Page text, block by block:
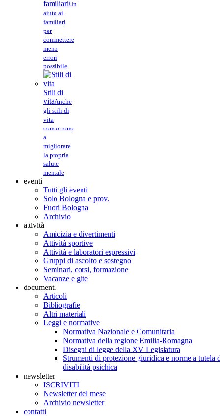
familiariUn
aiuto ai
familiari
per
commettere
meno
errori
possibile
Stili di
vitaAnche
gli stili di
vita
concorrono
a
migliorare
la propria
salute
mentale
eventi
Tutti gli eventi
Solo Bologna e prov.
Fuori Bologna
Archivio
attività
Amicizia e divertimenti
Attività sportive
Attività e laboratori espressivi
Gruppi di ascolto e sostegno
Seminari, corsi, formazione
Vacanze e gite
documenti
Articoli
Bibliografie
Altri materiali
Leggi e normative
Normativa Nazionale e Comunitaria
Normativa della regione Emilia-Romagna
Disegni di legge della XV Legislatura
Strumenti di protezione giuridica e norme a tutela
disabilità psichica
newsletter
ISCRIVITI
Newsletter del mese
Archivio newsletter
contatti